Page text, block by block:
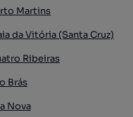
Martins
da Vitória (Santa Cruz)
Ribeiras
Brás
Nova